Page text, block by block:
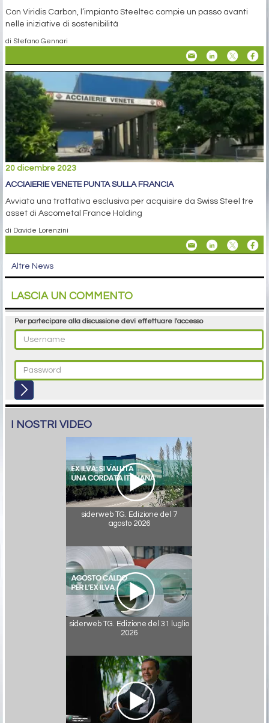
Con Viridis Carbon, l’impianto Steeltec compie un passo avanti
nelle iniziative di sostenibilità
di Stefano Gennari
20 dicembre 2023
ACCIAIERIE VENETE PUNTA SULLA FRANCIA
Avviata una trattativa esclusiva per acquisire da Swiss Steel tre
asset di Ascometal France Holding
di Davide Lorenzini
Altre News
LASCIA UN COMMENTO
Per partecipare alla discussione devi effettuare l'accesso
I NOSTRI VIDEO
siderweb TG. Edizione del 7
agosto 2026
siderweb TG. Edizione del 31 luglio
2026